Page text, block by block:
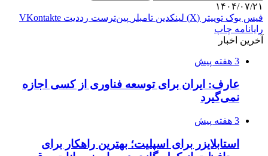
۱۴۰۴/۰۷/۲۱
فیس بوک توییتر (X) لینکدین ‫تامبلر ‫پین‌ترست ‫رددیت ‫VKontakte
رایانامه چاپ
آخرین اخبار
3 هفته پیش
عارف: ایران برای توسعه فناوری از کسی اجازه
نمی‌گیرد
3 هفته پیش
استابلایزر برای اسپلیت؛ بهترین راهکار برای